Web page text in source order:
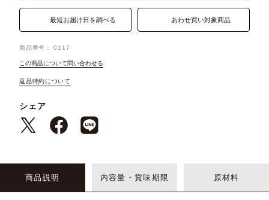
最短お届け日を調べる あわせ買い対象商品
商品番号 0117
この商品について問い合わせる
返品特約について
シェア
商品説明 内容量・賞味期限 原材料